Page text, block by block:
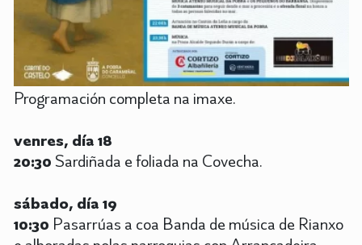
Programación completa na imaxe.
venres, día 18
20:30Sardiñada e foliada na Covecha.
sábado, día 19
10:30 Pasarrúas a coa Banda de música de Rianxo